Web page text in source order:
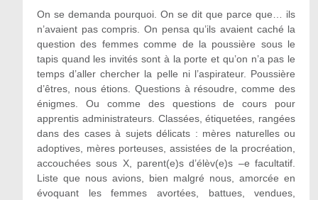
On se demanda pourquoi. On se dit que parce que… ils
n’avaient pas compris. On pensa qu’ils avaient caché la
question des femmes comme de la poussière sous le
tapis quand les invités sont à la porte et qu’on n’a pas le
temps d’aller chercher la pelle ni l’aspirateur. Poussière
d’êtres, nous étions. Questions à résoudre, comme des
énigmes. Ou comme des questions de cours pour
apprentis administrateurs. Classées, étiquetées, rangées
dans des cases à sujets délicats : mères naturelles ou
adoptives, mères porteuses, assistées de la procréation,
accouchées sous X, parent(e)s d’élèv(e)s –e facultatif.
Liste que nous avions, bien malgré nous, amorcée en
évoquant les femmes avortées, battues, vendues,